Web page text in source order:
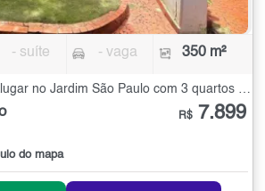
- suíte - vaga 350 m²
do mapa
R$ 7.899